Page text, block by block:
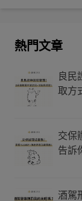
熱門文章
良民
取方
交保
告訴
酒駕